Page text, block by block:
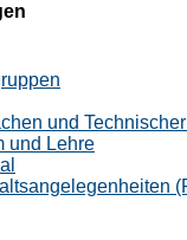
und
und Lehre